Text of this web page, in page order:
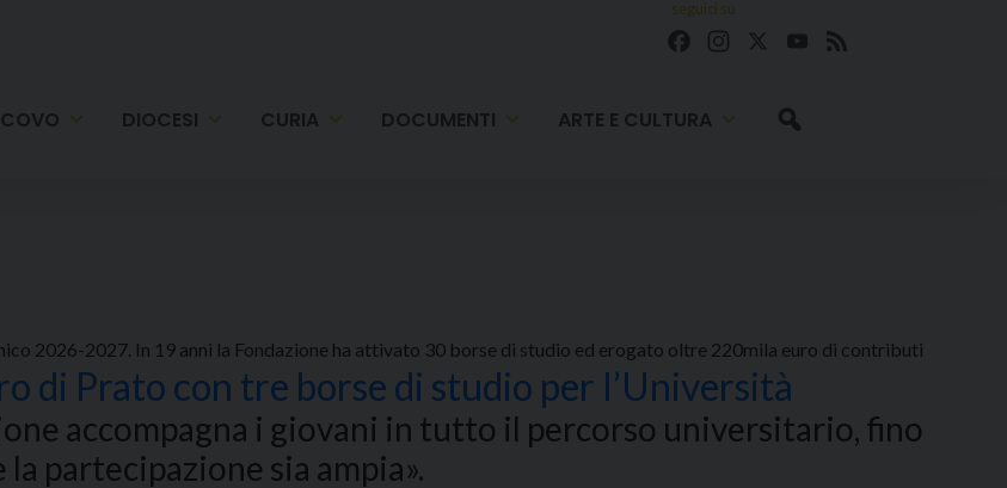
seguici su
FacebookInstagram YouTube
DIOCESI CURIA DOCUMENTI ARTE E CULTURA
2026-2027. In 19 anni la Fondazione ha attivato 30 borse di studio ed erogato oltre 220mila euro di contributi
di Prato con tre borse di studio per l’Università
accompagna i giovani in tutto il percorso universitario, fino
partecipazione sia ampia».